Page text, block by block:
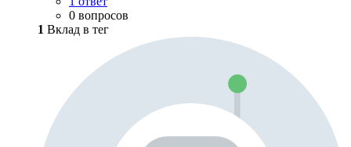
0 вопросов
1 Вклад в тег